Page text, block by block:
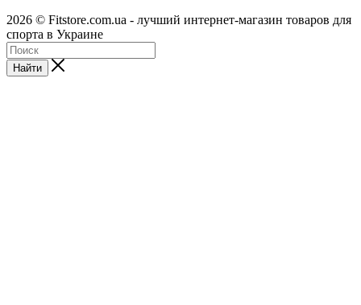
2026 © Fitstore.com.ua - лучший интернет-магазин товаров для
спорта в Украине
Найти